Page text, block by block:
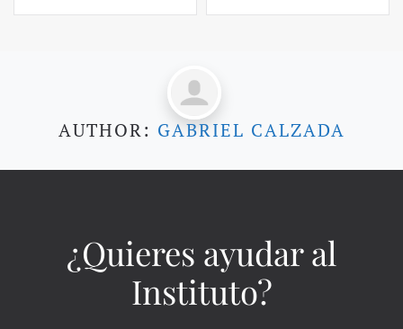
AUTHOR: GABRIEL CALZADA
¿Quieres ayudar al
Instituto?